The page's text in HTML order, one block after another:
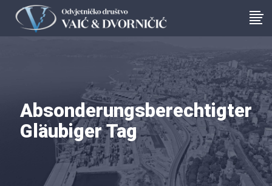
Absonderungsberechtigter
Gläubiger Tag